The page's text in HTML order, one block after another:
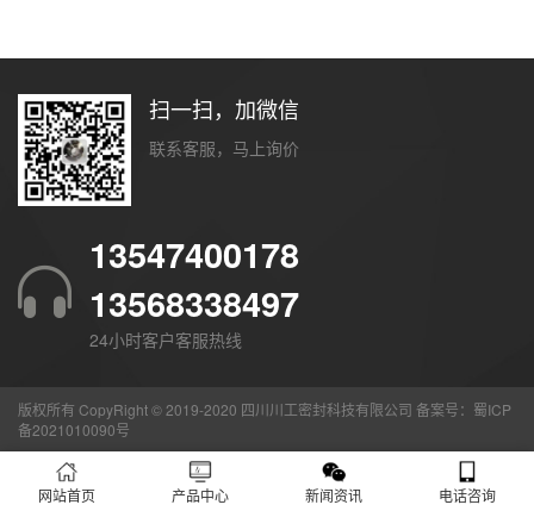
扫一扫，加微信
联系客服，马上询价
13547400178
13568338497
24小时客户客服热线
版权所有 CopyRight © 2019-2020 四川川工密封科技有限公司 备案号： 蜀ICP
备2021010090号
网站首页 产品中心 新闻资讯 电话咨询